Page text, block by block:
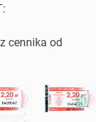
cennika od